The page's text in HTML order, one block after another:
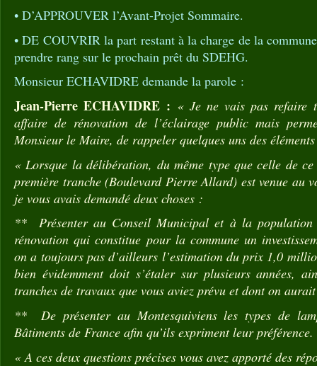
• D’APPROUVER l’Avant-Projet Sommaire.
• DE COUVRIR la part restant à la charge de la
prendre rang sur le prochain prêt du SDEHG.
Monsieur ECHAVIDRE demande la parole :
Jean-Pierre ECHAVIDRE : « Je ne vais pas refaire
affaire de rénovation de l’éclairage public mais
Monsieur le Maire, de rappeler quelques uns des
« Lorsque la délibération, du même type que celle de
première tranche (Boulevard Pierre Allard) est venue au
je vous avais demandé deux choses :
** Présenter au Conseil Municipal et à la population
rénovation qui constitue pour la commune un
on a toujours pas d’ailleurs l’estimation du prix 1,0
bien évidemment doit s’étaler sur plusieurs années,
tranches de travaux que vous aviez prévu et dont on
** De présenter au Montesquiviens les types de
Bâtiments de France afin qu’ils expriment leur préférence.
« A ces deux questions précises vous avez apporté des